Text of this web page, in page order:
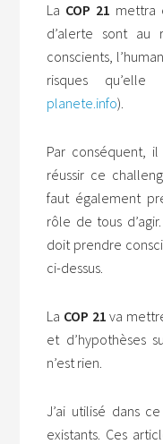
La COP 21 mettra
d’alerte sont au
conscients,
risques qu’elle
planete.info).
Par conséquent,
réussir ce
faut également
rôle de tous
doit prendre
ci-dessus.
La COP 21 va
et d’hypothèses
n’est rien.
J’ai utilisé dans
existants. Ces